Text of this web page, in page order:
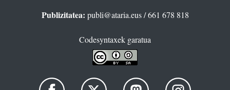
Publizitatea: publi@ataria.eus/ 661 678 818
Codesyntaxek garatua